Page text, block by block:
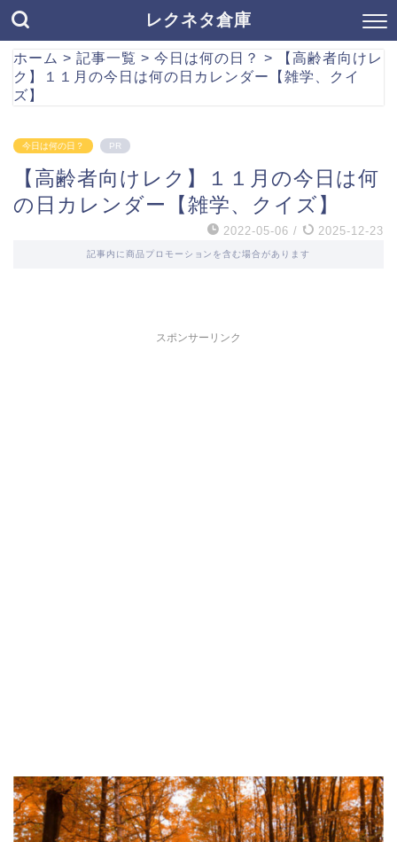
レクネタ倉庫
ホーム > 記事一覧 > 今日は何の日？ >
【高齢者向けレ
ク】１１月の今日は何の日カレンダー【雑学、クイ
ズ】
今日は何の日？ PR
【高齢者向けレク】１１月の今日は何
の日カレンダー【雑学、クイズ】
2022-05-06 / 2025-12-23
記事内に商品プロモーションを含む場合があります
スポンサーリンク